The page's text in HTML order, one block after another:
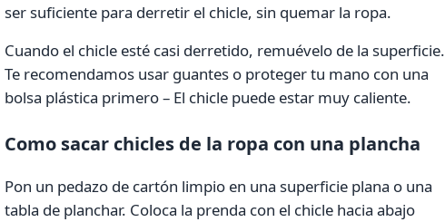
ser suficiente para derretir el chicle, sin quemar la ropa.
Cuando el chicle esté casi derretido, remuévelo de la superficie.
Te recomendamos usar guantes o proteger tu mano con una
bolsa plástica primero – El chicle puede estar muy caliente.
Como sacar chicles de la ropa con una plancha
Pon un pedazo de cartón limpio en una superficie plana o una
tabla de planchar. Coloca la prenda con el chicle hacia abajo